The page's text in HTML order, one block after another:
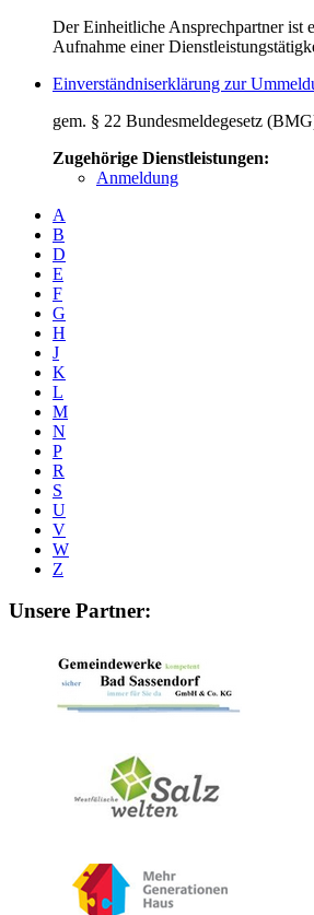
Der Einheitliche Ansprechpartner ist
Aufnahme einer
Einverständniserklärung zur
gem. § 22 Bundesmeldegesetz
Zugehörige Dienstleistungen:
Anmeldung
A
B
D
E
F
G
H
J
K
L
M
N
P
R
S
U
V
W
Z
Unsere Partner: